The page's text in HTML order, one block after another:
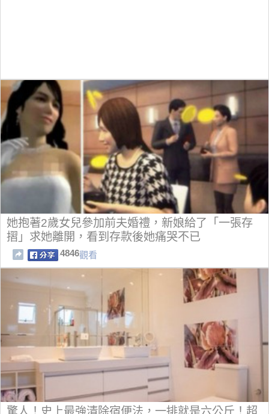
她抱著2歲女兒參加前夫婚禮，新娘給了「一張存
摺」求她離開，看到存款後她痛哭不已
4846觀看
驚人！史上最強清除宿便法，一排就是六公斤！超